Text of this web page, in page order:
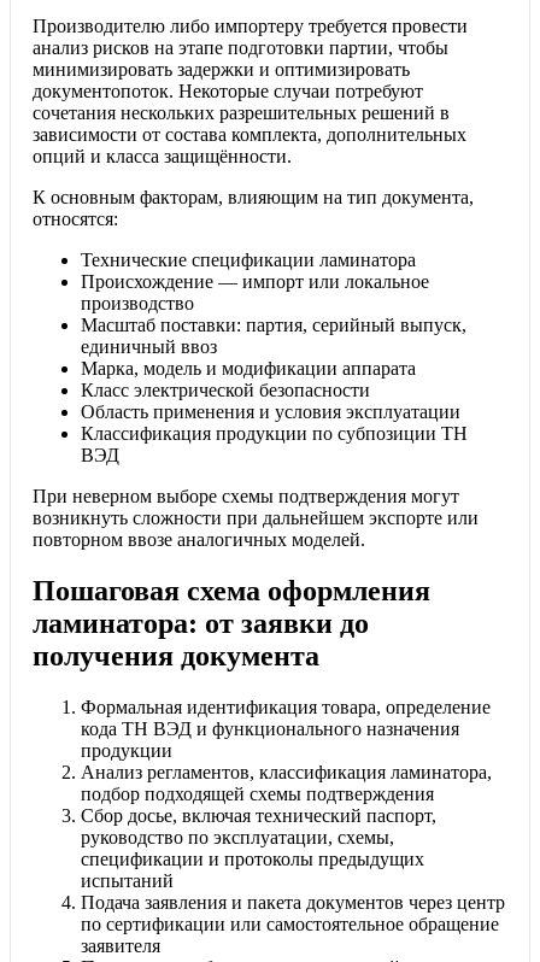
Производителю либо импортеру требуется провести
анализ рисков на этапе подготовки партии, чтобы
минимизировать задержки и оптимизировать
документопоток. Некоторые случаи потребуют
сочетания нескольких разрешительных решений в
зависимости от состава комплекта, дополнительных
опций и класса защищённости.
К основным факторам, влияющим на тип документа,
относятся:
Технические спецификации ламинатора
Происхождение — импорт или локальное
производство
Масштаб поставки: партия, серийный выпуск,
единичный ввоз
Марка, модель и модификации аппарата
Класс электрической безопасности
Область применения и условия эксплуатации
Классификация продукции по субпозиции ТН
ВЭД
При неверном выборе схемы подтверждения могут
возникнуть сложности при дальнейшем экспорте или
повторном ввозе аналогичных моделей.
Пошаговая схема оформления
ламинатора: от заявки до
получения документа
Формальная идентификация товара, определение
кода ТН ВЭД и функционального назначения
продукции
Анализ регламентов, классификация ламинатора,
подбор подходящей схемы подтверждения
Сбор досье, включая технический паспорт,
руководство по эксплуатации, схемы,
спецификации и протоколы предыдущих
испытаний
Подача заявления и пакета документов через центр
по сертификации или самостоятельное обращение
заявителя